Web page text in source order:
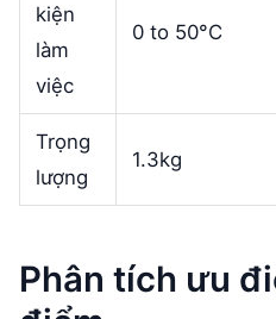
kiện
làm
việc
0 to 50°C
Trọng
lượng
1.3kg
Phân tích ưu